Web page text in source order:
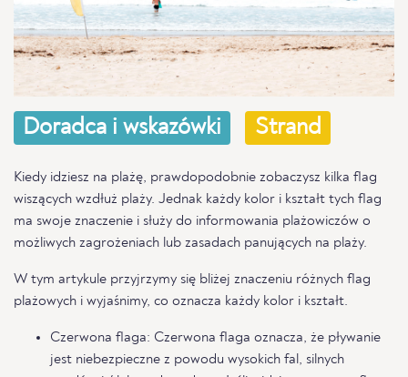
Doradca i wskazówki Strand
Kiedy idziesz na plażę, prawdopodobnie zobaczysz kilka flag
wiszących wzdłuż plaży. Jednak każdy kolor i kształt tych flag
ma swoje znaczenie i służy do informowania plażowiczów o
możliwych zagrożeniach lub zasadach panujących na plaży.
W tym artykule przyjrzymy się bliżej znaczeniu różnych flag
plażowych i wyjaśnimy, co oznacza każdy kolor i kształt.
Czerwona flaga: Czerwona flaga oznacza, że pływanie
jest niebezpieczne z powodu wysokich fal, silnych